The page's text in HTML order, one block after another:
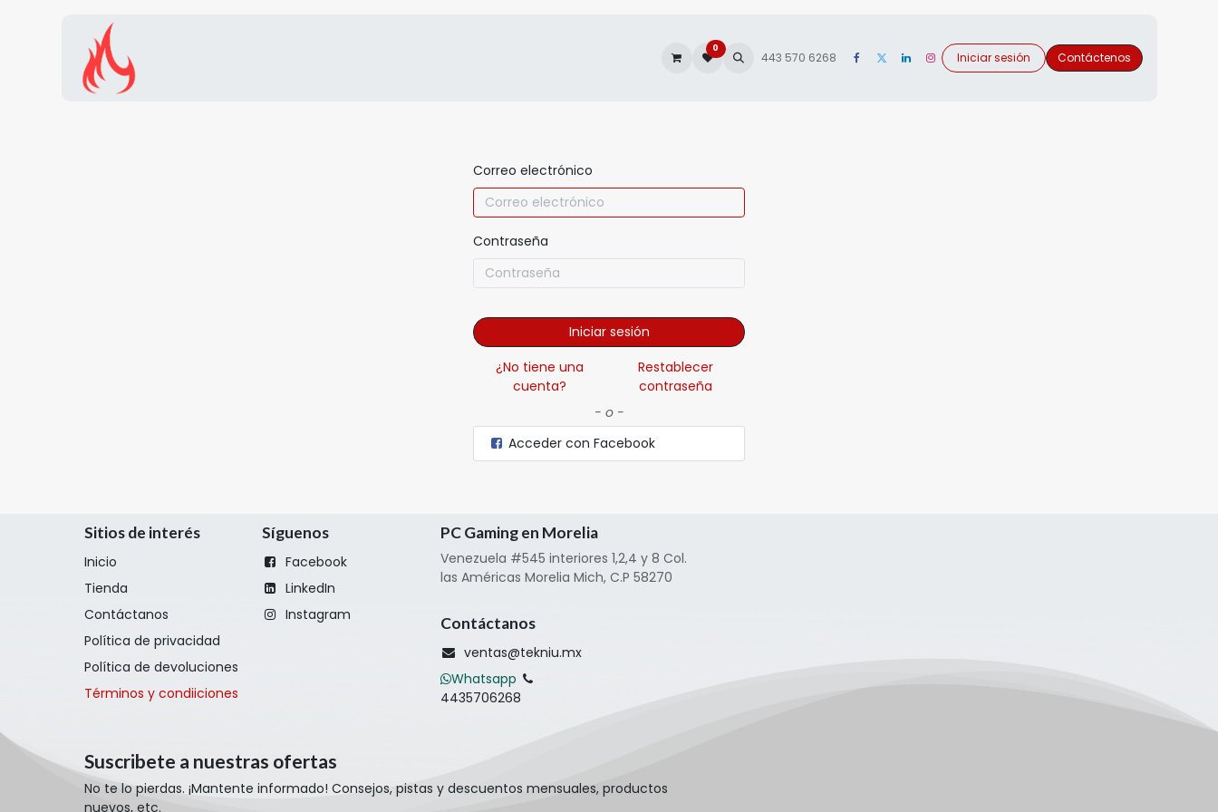
0
443 570 6268 Iniciar sesión Contáctenos
Correo electrónico
Contraseña
Iniciar sesión
¿No tiene una
cuenta?
Restablecer
contraseña
- o -
Acceder con Facebook
Sitios de interés
Inicio
Tienda
Contáctanos
Política de privacidad
Política de devoluciones
Términos y condiiciones
Síguenos
Facebook
LinkedIn
Instagram
Contáctanos
ventas@tekniu.mx
Whatsapp
4435706268
PC Gaming en Morelia
Venezuela #545 interiores 1,2,4 y 8 Col.
las Américas Morelia Mich, C.P 58270
Suscribete a nuestras ofertas
No te lo pierdas. ¡Mantente informado! Consejos, pistas y descuentos mensuales, productos
nuevos, etc.